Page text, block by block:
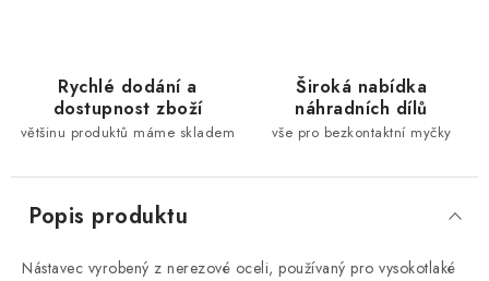
Rychlé dodání a
dostupnost zboží
většinu produktů máme skladem
Široká nabídka
náhradních dílů
vše pro bezkontaktní myčky
Popis produktu
Nástavec vyrobený z nerezové oceli, používaný pro vysokotlaké